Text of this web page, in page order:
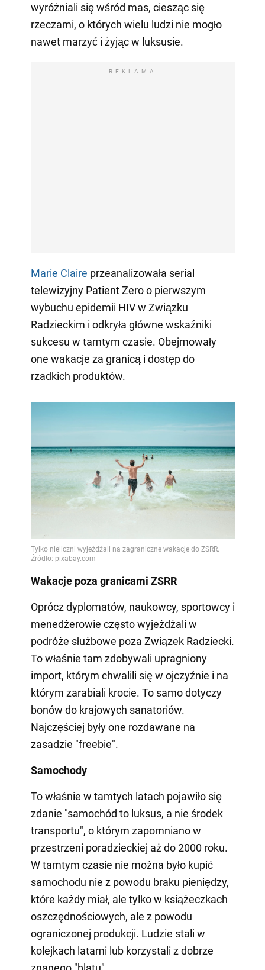
wyróżniali się wśród mas, ciesząc się
rzeczami, o których wielu ludzi nie mogło
nawet marzyć i żyjąc w luksusie.
REKLAMA
Marie Claire przeanalizowała serial
telewizyjny Patient Zero o pierwszym
wybuchu epidemii HIV w Związku
Radzieckim i odkryła główne wskaźniki
sukcesu w tamtym czasie. Obejmowały
one wakacje za granicą i dostęp do
rzadkich produktów.
Wakacje poza granicami ZSRR
Oprócz dyplomatów, naukowcy, sportowcy i
menedżerowie często wyjeżdżali w
podróże służbowe poza Związek Radziecki.
To właśnie tam zdobywali upragniony
import, którym chwalili się w ojczyźnie i na
którym zarabiali krocie. To samo dotyczy
bonów do krajowych sanatoriów.
Najczęściej były one rozdawane na
zasadzie "freebie".
Samochody
To właśnie w tamtych latach pojawiło się
zdanie "samochód to luksus, a nie środek
transportu", o którym zapomniano w
przestrzeni poradzieckiej aż do 2000 roku.
W tamtym czasie nie można było kupić
samochodu nie z powodu braku pieniędzy,
które każdy miał, ale tylko w książeczkach
oszczędnościowych, ale z powodu
ograniczonej produkcji. Ludzie stali w
kolejkach latami lub korzystali z dobrze